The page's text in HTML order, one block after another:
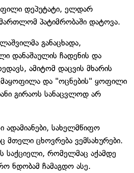
დეპუტატი, ელდარ
პატიმრობაში დატოვა.
განაცხადა,
დანაშაულის ჩადენის და
ამიტომ დაცვის მხარის
და "ოცნების" ყოფილი
გირაოს სანაცვლოდ არ
ადამიანები, სახელმწიფო
მთელი ცხოვრება ვემსახურები.
საქციელი, რომელმაც აქამდე
ნდობამ ჩამაგდო ასე.